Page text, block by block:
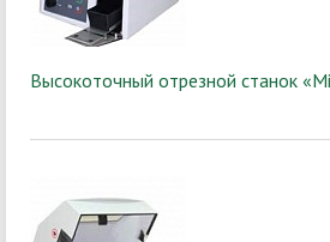
Высокоточный отрезной станок